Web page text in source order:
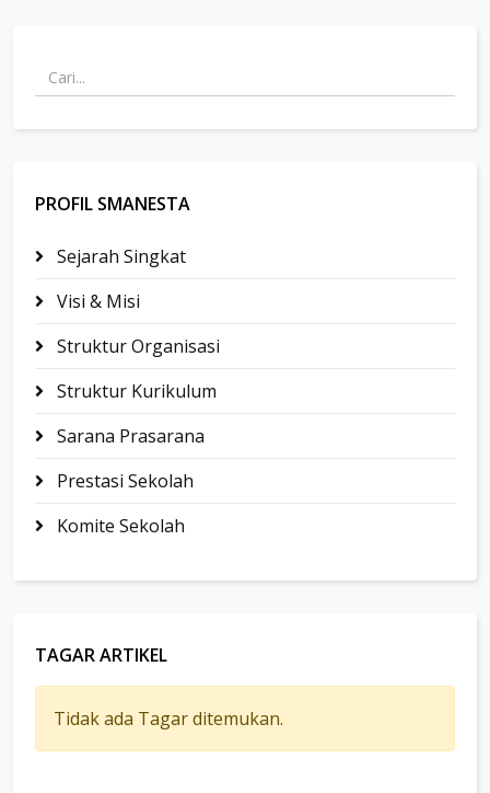
PROFIL SMANESTA
Sejarah Singkat
Visi & Misi
Struktur Organisasi
Struktur Kurikulum
Sarana Prasarana
Prestasi Sekolah
Komite Sekolah
TAGAR ARTIKEL
Tidak ada Tagar ditemukan.